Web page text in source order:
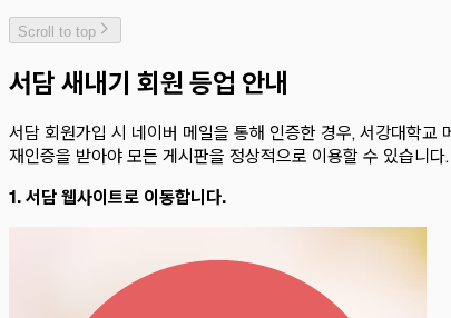
Scroll to top
서담 새내기 회원 등업 안내
서담 회원가입 시 네이버 메일을 통해 인증한 경우, 서강대학교
재인증을 받아야 모든 게시판을 정상적으로 이용할 수 있습니다.
1. 서담 웹사이트로 이동합니다.